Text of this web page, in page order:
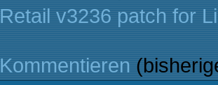
Retail v3236 patch for
Kommentieren